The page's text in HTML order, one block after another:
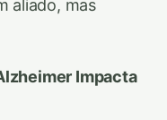
aliado, mas
Impacta